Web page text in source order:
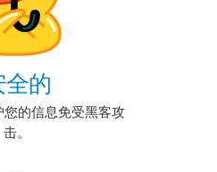
全的
的信息免受黑客攻
击。